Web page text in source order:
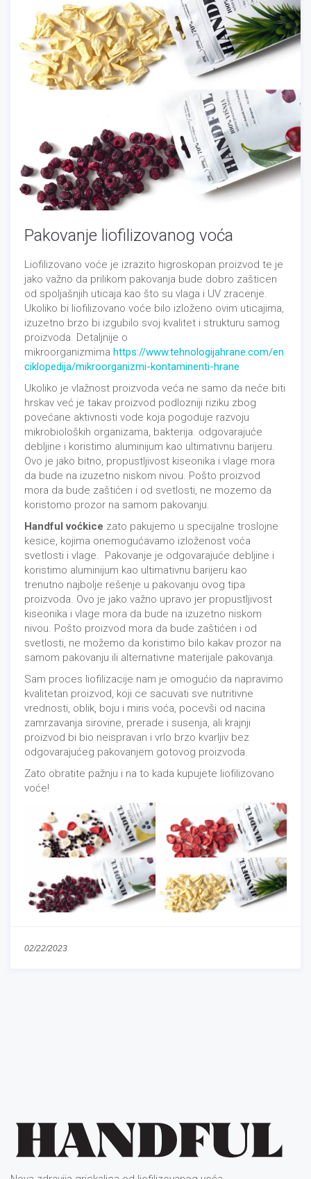
Pakovanje liofilizovanog voća
Liofilizovano voće je izrazito higroskopan proizvod te je
jako važno da prilikom pakovanja bude dobro zašticen
od spoljašnjih uticaja kao što su vlaga i UV zracenje.
Ukoliko bi liofilizovano voće bilo izloženo ovim uticajima,
izuzetno brzo bi izgubilo svoj kvalitet i strukturu samog
proizvoda. Detaljnije o
mikroorganizmima https://www.tehnologijahrane.com/en
ciklopedija/mikroorganizmi-kontaminenti-hrane
Ukoliko je vlažnost proizvoda veća ne samo da neće biti
hrskav već je takav proizvod podlozniji riziku zbog
povećane aktivnosti vode koja pogoduje razvoju
mikrobioloških organizama, bakterija. odgovarajuće
debljine i koristimo aluminijum kao ultimativnu barijeru.
Ovo je jako bitno, propustljivost kiseonika i vlage mora
da bude na izuzetno niskom nivou. Pošto proizvod
mora da bude zaštićen i od svetlosti, ne mozemo da
koristomo prozor na samom pakovanju.
Handful voćkice zato pakujemo u specijalne troslojne
kesice, kojima onemogućavamo izloženost voća
svetlosti i vlage. Pakovanje je odgovarajuće debljine i
koristimo aluminijum kao ultimativnu barijeru kao
trenutno najbolje rešenje u pakovanju ovog tipa
proizvoda. Ovo je jako važno upravo jer propustljivost
kiseonika i vlage mora da bude na izuzetno niskom
nivou. Pošto proizvod mora da bude zaštićen i od
svetlosti, ne možemo da koristimo bilo kakav prozor na
samom pakovanju ili alternativne materijale pakovanja.
Sam proces liofilizacije nam je omogućio da napravimo
kvalitetan proizvod, koji ce sacuvati sve nutritivne
vrednosti, oblik, boju i miris voća, pocevši od nacina
zamrzavanja sirovine, prerade i susenja, ali krajnji
proizvod bi bio neispravan i vrlo brzo kvarljiv bez
odgovarajućeg pakovanjem gotovog proizvoda.
Zato obratite pažnju i na to kada kupujete liofilizovano
voće!
02/22/2023